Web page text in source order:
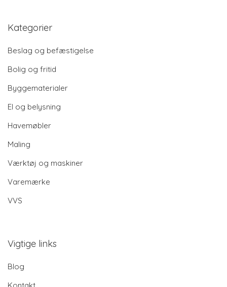
Kategorier
Beslag og befæstigelse
Bolig og fritid
Byggematerialer
El og belysning
Havemøbler
Maling
Værktøj og maskiner
Varemærke
VVS
Vigtige links
Blog
Kontakt